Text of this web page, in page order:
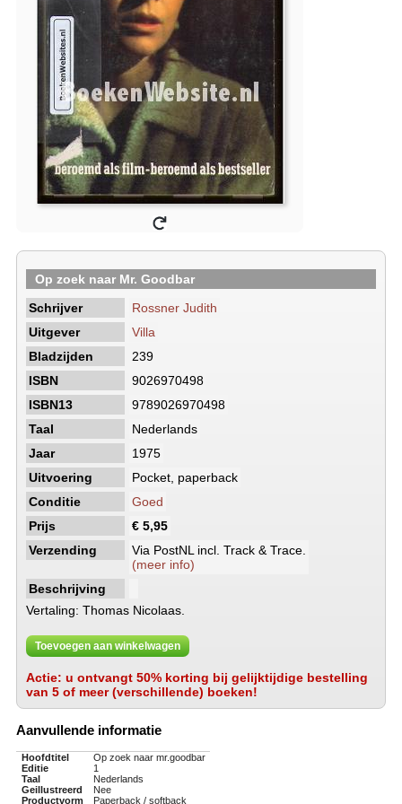
Op zoek naar Mr. Goodbar
Schrijver
Rossner Judith
Uitgever
Villa
Bladzijden
239
ISBN
9026970498
ISBN13
9789026970498
Taal
Nederlands
Jaar
1975
Uitvoering
Pocket, paperback
Conditie
Goed
Prijs
€ 5,95
Verzending
Via PostNL incl. Track & Trace.
(meer info)
Beschrijving
Vertaling: Thomas Nicolaas.
Toevoegen aan winkelwagen
Actie: u ontvangt 50% korting bij gelijktijdige bestelling
van 5 of meer (verschillende) boeken!
Aanvullende informatie
Hoofdtitel
Op zoek naar mr.goodbar
Editie
1
Taal
Nederlands
Geillustreerd
Nee
Productvorm
Paperback / softback